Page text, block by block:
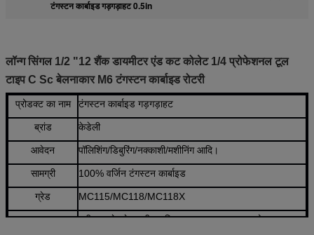
टंगस्टन कार्बाइड गड़गड़ाहट 0.5in
लॉन्ग सिंगल 1/2 "12 शैंक डायमीटर एंड कट कोलेट 1/4 प्रोफेशनल टूल
टाइप C Sc बेलनाकार M6 टंगस्टन कार्बाइड रोटरी
प्रोडक्ट का नाम टंगस्टन कार्बाइड गड़गड़ाहट
ब्रांड केडेली
आवेदन पॉलिशिंग/डिबुरिंग/नक्काशी/मशीनिंग आदि।
सामग्री 100% वर्जिन टंगस्टन कार्बाइड
ग्रेड MC115/MC118/MC118X
workpiece
स्टील / स्टेनलेस स्टील / मिश्र धातु इस्पात / कच्चा लोहा /